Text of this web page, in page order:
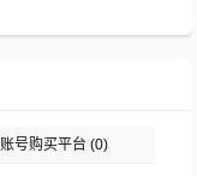
号购买平台 (0)